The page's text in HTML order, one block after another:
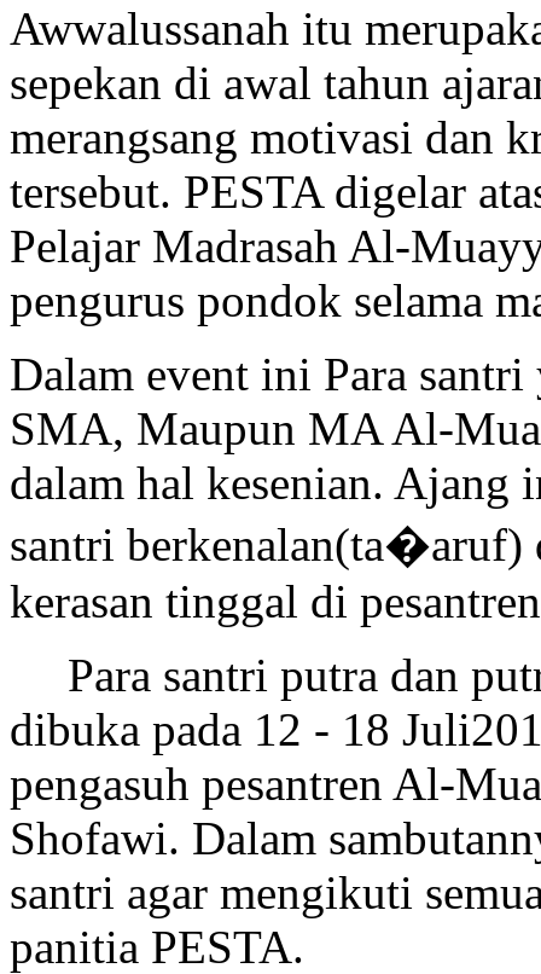
Awwalussanah itu
sepekan di awal tahun
merangsang motivasi dan
tersebut. PESTA digelar
Pelajar Madrasah Al-
pengurus pondok selama
Dalam event ini Para
SMA, Maupun MA Al-
dalam hal kesenian. Ajang
santri berkenalan(ta�aruf)
kerasan tinggal di
Para santri putra dan
dibuka pada 12 - 18
pengasuh pesantren Al-
Shofawi. Dalam
santri agar mengikuti
panitia PESTA.